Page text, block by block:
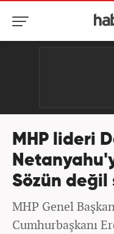
MHP lideri
Sözün değil
MHP Genel
Cumhurbaşkanı